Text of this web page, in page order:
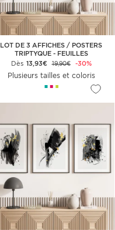
LOT DE 3 AFFICHES / POSTERS
TRIPTYQUE - FEUILLES
Dès 13,93€ 19,90€ -30%
Plusieurs tailles et coloris